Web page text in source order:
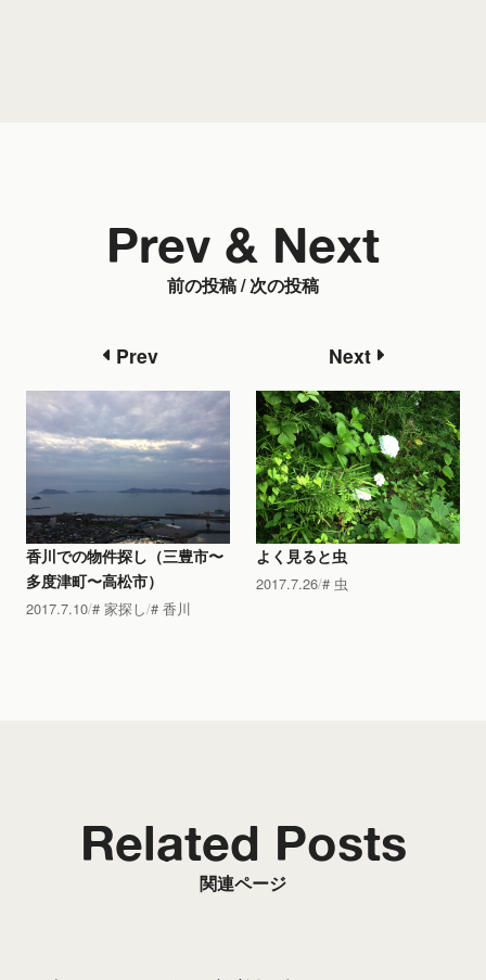
前の投稿 / 次の投稿
Prev & Next
Prev
香川での物件探し（三豊市〜
多度津町〜高松市）
2017.7.10 家探し 香川
Next
よく見ると虫
2017.7.26 虫
関連ページ
Related Posts